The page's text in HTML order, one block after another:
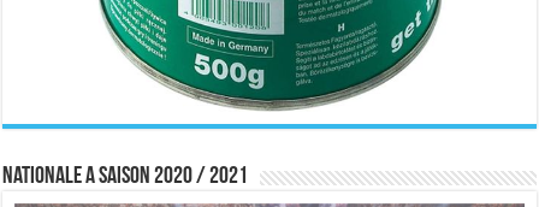
Nationale A saison 2020 / 2021